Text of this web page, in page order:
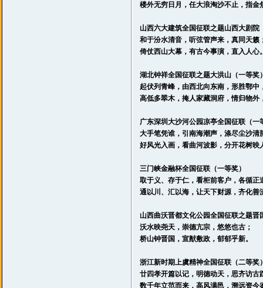
楼外无穷日月，任大浪淘沙不止，指金
山西六大建筑全国征联之题山西大剧院
和于汾水清音，听弦管声来，真同天籁
倚仗西山大幕，有古今事演，直入人心
湖北钟祥全国征联之题大洪山 （一等奖
起伏列青峰，由西北向东南，形胜鄂中
高低多翠木，掩人家藏洞府，情归物外
广东深圳大沙河公园凉亭全国征联 （
大手笔凭谁，引南海潮声，涤尽尘沙清
好风光入画，看曲河波影，分开花树映
三门峡金融杯全国征联 （一等奖）
取于义、存于仁，看柜前客户，各循正
通以川、汇以海，让天下财源，齐化善
山西曲沃晋都文化公园全国征联之题晋
沃水映尧天，崇德亢宗，悠悠也古；
桥山钟晋国，宣猷敷政，郁郁乎新。
浙江新时期上虞精神全国征联 （二等奖
廿四孝开篇以记，明德动天，思齐访古
数千年立范而来，高风满邑，溯远资今